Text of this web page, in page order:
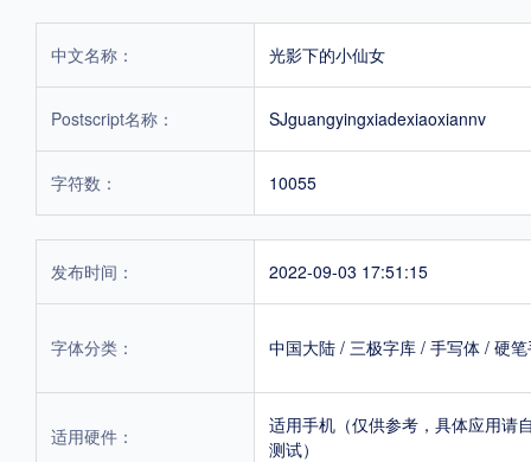
字体新闻 字体程序 字体人物
中文名称： 光影下的小仙女
Postscript名称： SJguangyingxiadexiaoxiannv
字符数： 10055
发布时间： 2022-09-03 17:51:15
字体分类： 中国大陆 / 三极字库 / 手写体 / 硬
适用硬件：
适用手机（仅供参考，具体应用请
测试）